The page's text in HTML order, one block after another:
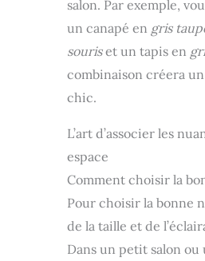
lestée Sivio est un
aiment tous leur
pour les
moment spécial pour
votre attention.
les premiers
votre détente pendant
: nettoyez les taches
couette pour
soutient chaque
retour ou
salon. Par exemple,
un canapé en gris
souriset un tapis en
combinaison créera
chic.
L’art d’associer les
espace
Comment choisir la
Pour choisir la bonne
de la taille et de
Dans un petit salon